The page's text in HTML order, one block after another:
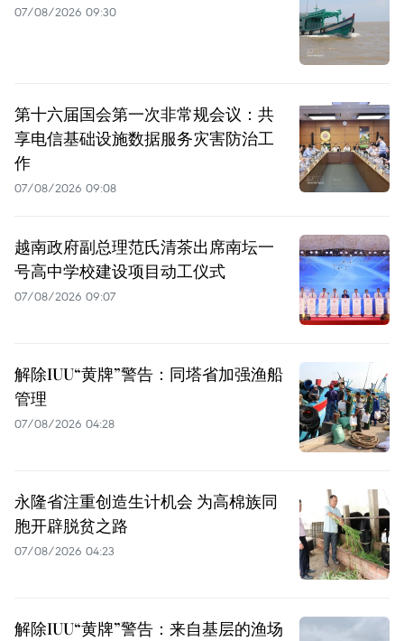
07/08/2026 09:30
第十六届国会第一次非常规会议：共
享电信基础设施数据服务灾害防治工
作
07/08/2026 09:08
越南政府副总理范氏清茶出席南坛一
号高中学校建设项目动工仪式
07/08/2026 09:07
解除IUU“黄牌”警告：同塔省加强渔船
管理
07/08/2026 04:28
永隆省注重创造生计机会 为高棉族同
胞开辟脱贫之路
07/08/2026 04:23
解除IUU“黄牌”警告：来自基层的渔场